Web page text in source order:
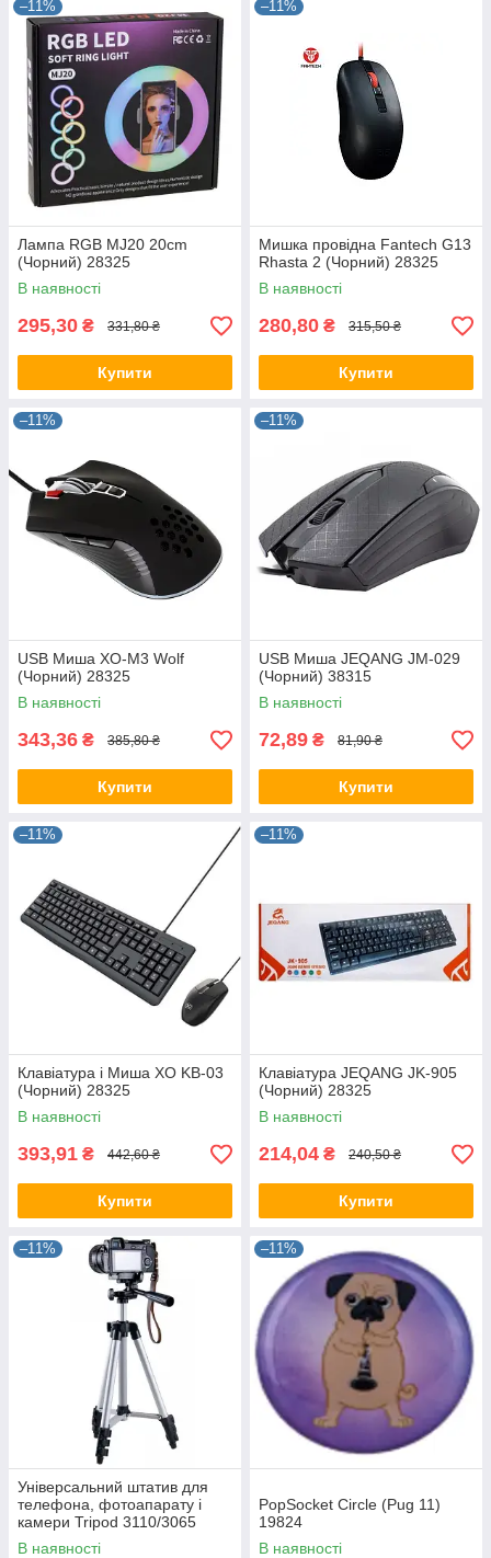
–11%
Лампа RGB MJ20 20cm
(Чорний) 28325
В наявності
295,30 ₴ 331,80 ₴
Купити
–11%
Мишка провідна Fantech G13
Rhasta 2 (Чорний) 28325
В наявності
280,80 ₴ 315,50 ₴
Купити
–11%
USB Миша XO-M3 Wolf
(Чорний) 28325
В наявності
343,36 ₴ 385,80 ₴
Купити
–11%
USB Миша JEQANG JM-029
(Чорний) 38315
В наявності
72,89 ₴ 81,90 ₴
Купити
–11%
Клавіатура і Миша XO KB-03
(Чорний) 28325
В наявності
393,91 ₴ 442,60 ₴
Купити
–11%
Клавіатура JEQANG JK-905
(Чорний) 28325
В наявності
214,04 ₴ 240,50 ₴
Купити
–11%
Універсальний штатив для
телефона, фотоапарату і
камери Tripod 3110/3065
28325
В наявності
–11%
PopSocket Circle (Pug 11)
19824
В наявності